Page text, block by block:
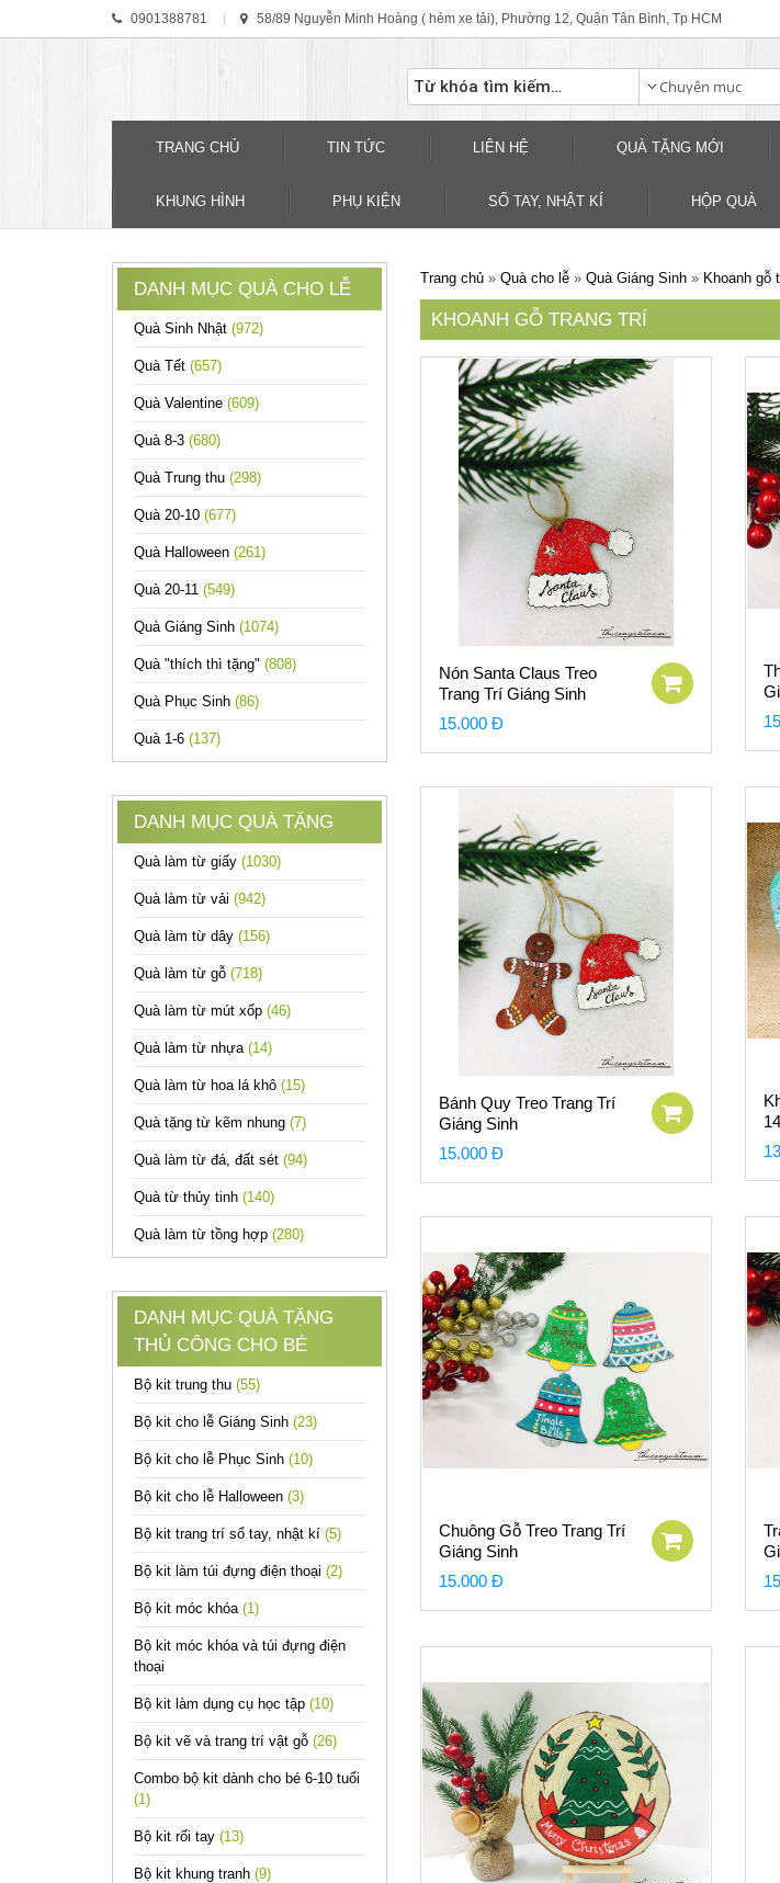
0901388781 58/89 Nguyễn Minh Hoàng ( hẻm xe tải), Phường 12, Quận Tân Bình, Tp HCM
TRANG CHỦ TIN TỨC LIÊN HỆ QUÀ TẶNG MỚI
KHUNG HÌNH PHỤ KIỆN SỐ TAY, NHẬT KÍ HỘP QUÀ
DANH MỤC QUÀ CHO LỄ
Quà Sinh Nhật (972)
Quà Tết (657)
Quà Valentine (609)
Quà 8-3 (680)
Quà Trung thu (298)
Quà 20-10 (677)
Quà Halloween (261)
Quà 20-11 (549)
Quà Giáng Sinh (1074)
Quà "thích thì tặng" (808)
Quà Phục Sinh (86)
Quà 1-6 (137)
DANH MỤC QUÀ TẶNG
Quà làm từ giấy (1030)
Quà làm từ vải (942)
Quà làm từ dây (156)
Quà làm từ gỗ (718)
Quà làm từ mút xốp (46)
Quà làm từ nhựa (14)
Quà làm từ hoa lá khô (15)
Quà tặng từ kẽm nhung (7)
Quà làm từ đá, đất sét (94)
Quà từ thủy tinh (140)
Quà làm từ tồng hợp (280)
DANH MỤC QUÀ TẶNG
THỦ CÔNG CHO BÉ
Bộ kit trung thu (55)
Bộ kit cho lễ Giáng Sinh (23)
Bộ kit cho lễ Phục Sinh (10)
Bộ kit cho lễ Halloween (3)
Bộ kit trang trí sổ tay, nhật kí (5)
Bộ kit làm túi đựng điện thoại (2)
Bộ kit móc khóa (1)
Bộ kit móc khóa và túi đựng điện
thoại
Bộ kit làm dụng cụ học tập (10)
Bộ kit vẽ và trang trí vật gỗ (26)
Combo bộ kit dành cho bé 6-10 tuổi
(1)
Bộ kit rối tay (13)
Bộ kit khung tranh (9)
Trang chủ» Quà cho lễ» Quà Giáng Sinh» Khoanh gỗ
KHOANH GỖ TRANG TRÍ
Nón Santa Claus Treo
Trang Trí Giáng Sinh
15.000 Đ
Bánh Quy Treo Trang Trí
Giáng Sinh
15.000 Đ
Chuông Gỗ Treo Trang Trí
Giáng Sinh
15.000 Đ